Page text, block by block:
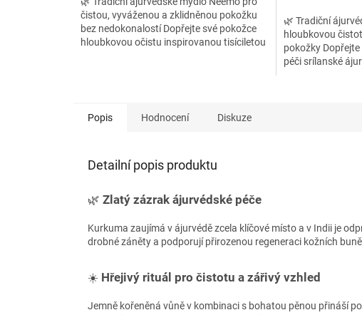
čistou, vyváženou a zklidněnou pokožku
bez nedokonalostí Dopřejte své pokožce
hloubkovou očistu inspirovanou tisíciletou
hvězdiček.
🌿 Tradiční
hloubkovou
pokožky
péči srílanské
Popis Hodnocení Diskuze
Detailní popis produktu
🌿 Zlatý zázrak ájurvédské péče
Kurkuma zaujímá v ájurvédě zcela klíčové místo a v Indii je
drobné záněty a podporují přirozenou regeneraci kožních
☀️ Hřejivý rituál pro čistotu a zářivý vzhled
Jemně kořeněná vůně v kombinaci s bohatou pěnou přináší